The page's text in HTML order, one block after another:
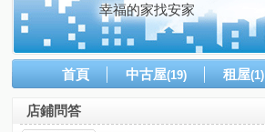
幸福的家找安家
首頁 中古屋(19) 租屋(1)
店鋪問答